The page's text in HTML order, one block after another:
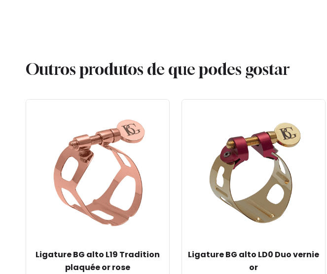
Outros produtos de que podes gostar
Ligature BG alto L19 Tradition
plaquée or rose
Ligature BG alto LD0 Duo vernie
or